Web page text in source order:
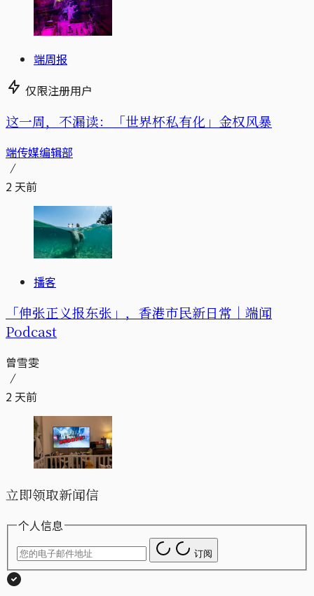
端周报
仅限注册用户
这一周，不漏读：「世界杯私有化」金权风暴
端传媒编辑部
2 天前
播客
「伸张正义报东张」，香港市民新日常｜端闻
Podcast
曾雪雯
2 天前
立即领取新闻信
个人信息
订阅